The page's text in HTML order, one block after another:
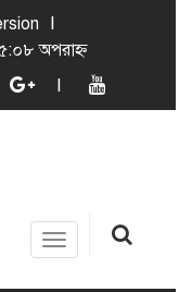
অপরাহ্ন
Toggle
navigation